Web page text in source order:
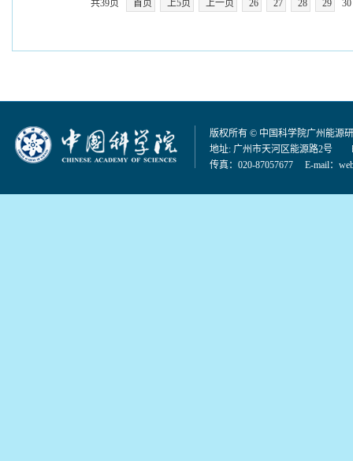
共39页 首页 上5页 上一页 26 27 28 29 30
版权所有 © 中国科学院广州能源
地址: 广州市天河区能源路2号
传真：020-87057677 E-mail：